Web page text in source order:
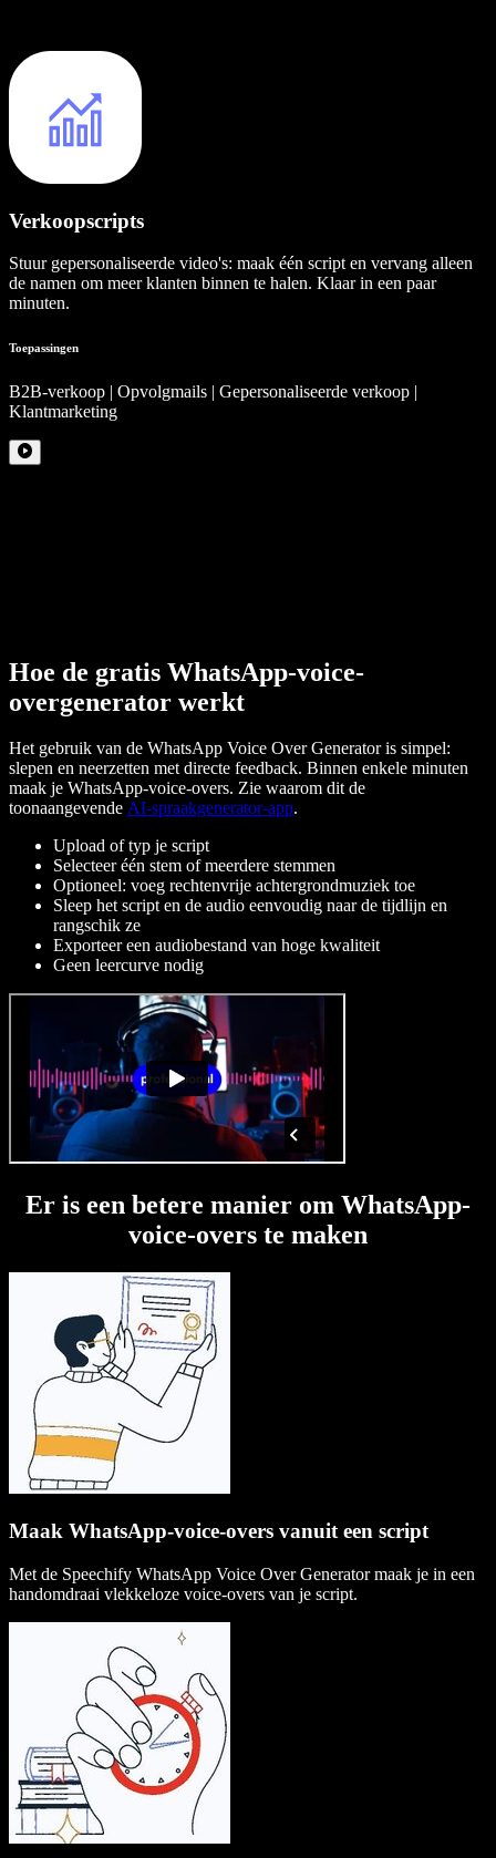
Verkoopscripts
Stuur gepersonaliseerde video's: maak één script en vervang alleen
de namen om meer klanten binnen te halen. Klaar in een paar
minuten.
Toepassingen
B2B-verkoop | Opvolgmails | Gepersonaliseerde verkoop |
Klantmarketing
Hoe de gratis WhatsApp-voice-
overgenerator werkt
Het gebruik van de WhatsApp Voice Over Generator is simpel:
slepen en neerzetten met directe feedback. Binnen enkele minuten
maak je WhatsApp-voice-overs. Zie waarom dit de
toonaangevende AI-spraakgenerator-app.
Upload of typ je script
Selecteer één stem of meerdere stemmen
Optioneel: voeg rechtenvrije achtergrondmuziek toe
Sleep het script en de audio eenvoudig naar de tijdlijn en
rangschik ze
Exporteer een audiobestand van hoge kwaliteit
Geen leercurve nodig
Er is een betere manier om WhatsApp-
voice-overs te maken
Maak WhatsApp-voice-overs vanuit een script
Met de Speechify WhatsApp Voice Over Generator maak je in een
handomdraai vlekkeloze voice-overs van je script.